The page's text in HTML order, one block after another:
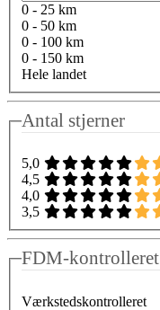
0 - 25 km
0 - 50 km
0 - 100 km
0 - 150 km
Hele landet
Antal stjerner
5,0
4,5
4,0
3,5
FDM-kontrolleret
Værkstedskontrolleret